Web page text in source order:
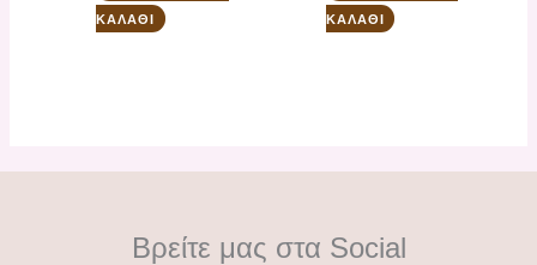
ΚΑΛΆΘΙ ΚΑΛΆΘΙ
Βρείτε μας στα Social